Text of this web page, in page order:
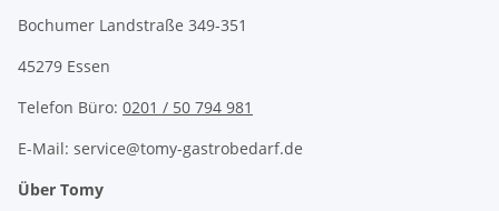
Bochumer Landstraße 349-351
45279 Essen
Telefon Büro: 0201 / 50 794 981
E-Mail: service@tomy-gastrobedarf.de
Über Tomy